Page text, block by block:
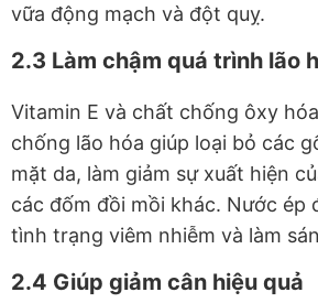
vữa động mạch và đột quỵ.
2.3 Làm chậm quá trình lão
Vitamin E và chất chống ôxy
chống lão hóa giúp loại bỏ các
mặt da, làm giảm sự xuất hiện
các đốm đồi mồi khác. Nước ép
tình trạng viêm nhiễm và làm
2.4 Giúp giảm cân hiệu quả